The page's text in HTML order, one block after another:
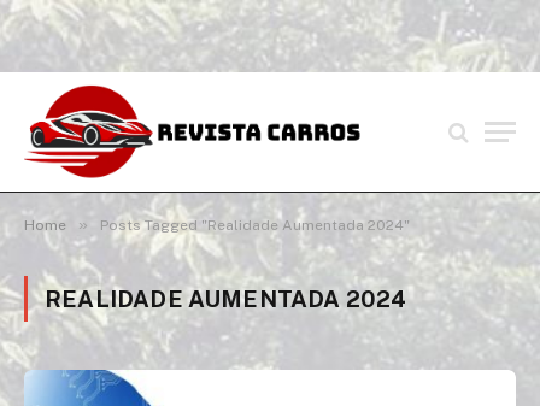
Home » Posts Tagged "Realidade Aumentada 2024"
REALIDADE AUMENTADA 2024